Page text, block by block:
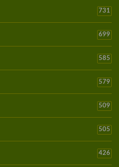
731
699
585
579
509
505
426